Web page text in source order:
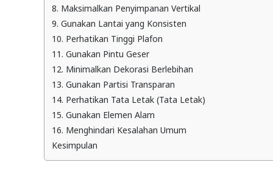
8. Maksimalkan Penyimpanan Vertikal
9. Gunakan Lantai yang Konsisten
10. Perhatikan Tinggi Plafon
11. Gunakan Pintu Geser
12. Minimalkan Dekorasi Berlebihan
13. Gunakan Partisi Transparan
14. Perhatikan Tata Letak (Tata Letak)
15. Gunakan Elemen Alam
16. Menghindari Kesalahan Umum
Kesimpulan